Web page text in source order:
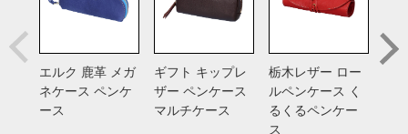
エルク 鹿革 メガ
ネケース ペンケ
ース
ギフト キップレ
ザー ペンケース
マルチケース
栃木レザー ロー
ルペンケース く
るくるペンケー
ス